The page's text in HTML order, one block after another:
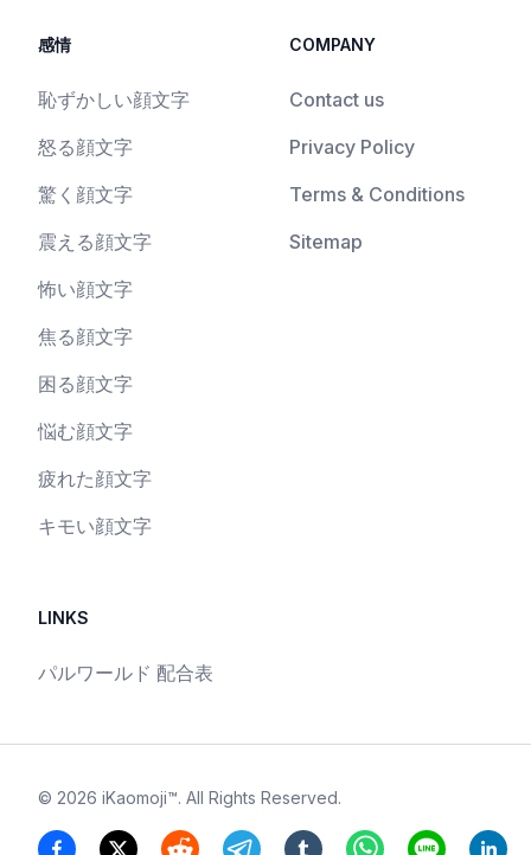
感情
恥ずかしい顔文字
怒る顔文字
驚く顔文字
震える顔文字
怖い顔文字
焦る顔文字
困る顔文字
悩む顔文字
疲れた顔文字
キモい顔文字
COMPANY
Contact us
Privacy Policy
Terms & Conditions
Sitemap
LINKS
パルワールド 配合表
© 2026 iKaomoji™. All Rights Reserved.